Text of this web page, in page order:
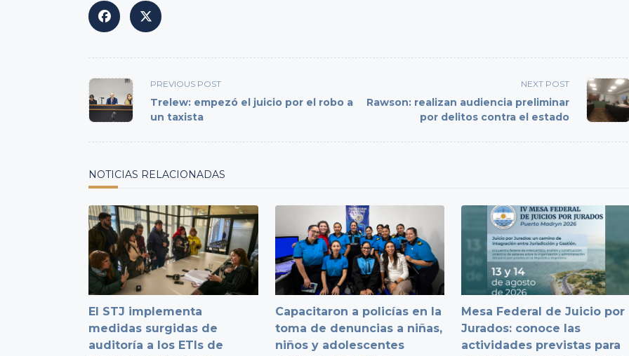
<span
class="nav-
subtitle
PREVIOUS POST
Trelew: empezó el juicio por el robo a
un taxista
NEXT POST
Rawson: realizan audiencia preliminar
por delitos contra el estado
NOTICIAS RELACIONADAS
El STJ implementa
medidas surgidas de
auditoría a los ETIs de
Capacitaron a policías en la
toma de denuncias a niñas,
niños y adolescentes
Mesa Federal de Juicio por
Jurados: conoce las
actividades previstas para